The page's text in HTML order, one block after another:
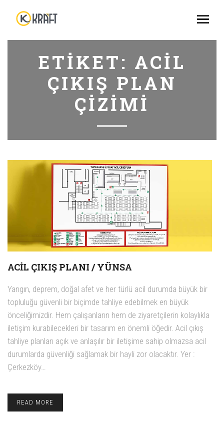
ETIKET: ACIL
ÇIKIŞ PLAN
ÇIZIMI
ACIL ÇIKIŞ PLANI / YÜNSA
Yangın, deprem, doğal afet ve her türlü acil durumda büyük bir
topluluğu güvenli bir biçimde tahliye edebilmek en büyük
önceliğimizdir. Hem çalışanların hem de ziyaretçilerin kolaylıkla
iletişim kurabilecekleri bir tasarım en önemli öğedir. Acil çıkış
tahliye planları açık ve anlaşılır bir iletişime sahip olmazsa acil
durumlarda güvenliği sağlamak bir hayli zor olacaktır. Yer :
Çerkezköy…
READ MORE